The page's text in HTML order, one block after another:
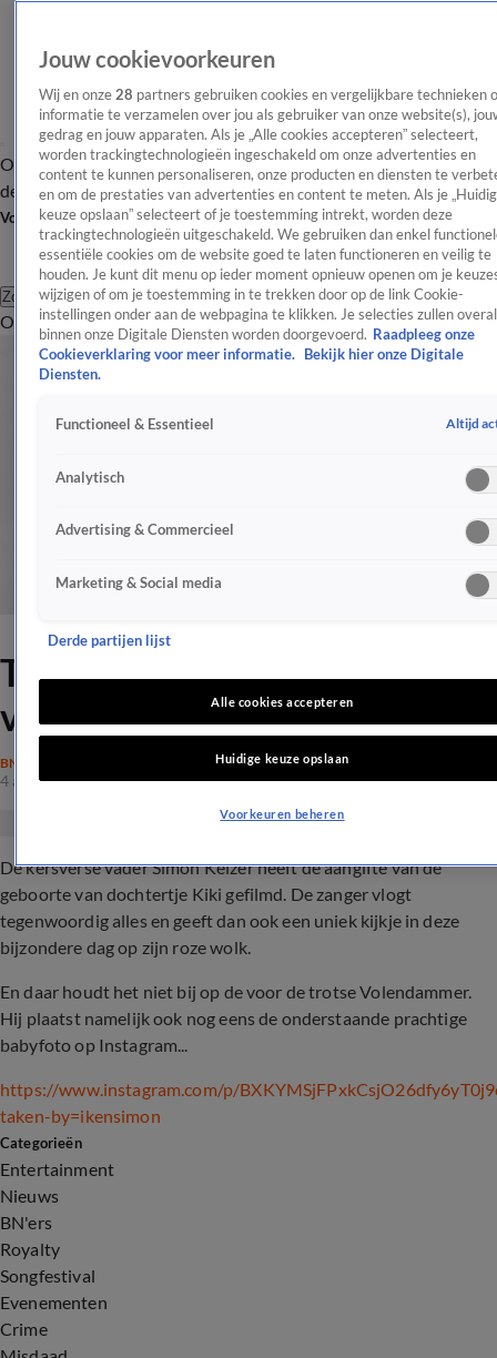
OverzichtAfleveringen Entertainment TV Algemeen
Tip
de redactieNieuwsbrief
Volg Shownieuws
Zoeken
OverzichtEntertainmentSpraakmakendRealityCrimeVideo's
Trotse Simon filmt aangifte
van geboorte Kiki
BN'ERS
4 aug 2017, 21:01
De kersverse vader Simon Keizer heeft de aangifte van de
geboorte van dochtertje Kiki gefilmd. De zanger vlogt
tegenwoordig alles en geeft dan ook een uniek kijkje in deze
bijzondere dag op zijn roze wolk.
En daar houdt het niet bij op de voor de trotse Volendammer.
Hij plaatst namelijk ook nog eens de onderstaande prachtige
babyfoto op Instagram...
https://www.instagram.com/p/
taken-by=ikensimon
Categorieën
Entertainment
Nieuws
BN'ers
Royalty
Songfestival
Evenementen
Crime
Jouw cookievoorkeuren
Wij en onze 28 partners gebruiken cookies en vergelijkbare technieken
informatie te verzamelen over jou als gebruiker van onze website(s),
gedrag en jouw apparaten. Als je „Alle cookies accepteren” selecteert,
worden trackingtechnologieën ingeschakeld om onze advertenties en
content te kunnen personaliseren, onze producten en diensten te
en om de prestaties van advertenties en content te meten. Als je
keuze opslaan” selecteert of je toestemming intrekt, worden deze
trackingtechnologieën uitgeschakeld. We gebruiken dan enkel
essentiële cookies om de website goed te laten functioneren en veilig te
houden. Je kunt dit menu op ieder moment opnieuw openen om je
wijzigen of om je toestemming in te trekken door op de link Cookie-
instellingen onder aan de webpagina te klikken. Je selecties zullen overal
binnen onze Digitale Diensten worden doorgevoerd. Raadpleeg onze
Cookieverklaring voor meer informatie.
Bekijk hier onze Digitale
Diensten.
Functioneel & Essentieel Altijd
Analytisch
Advertising & Commercieel
Marketing & Social media
Derde partijen lijst
Alle cookies accepteren
Huidige keuze opslaan
Voorkeuren beheren